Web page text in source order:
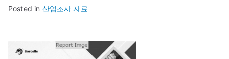
Posted in 산업조사 자료